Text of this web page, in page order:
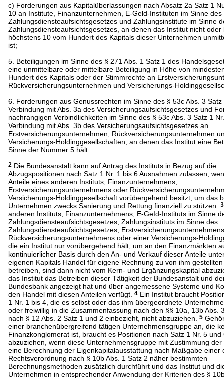
c) Forderungen aus Kapitalüberlassungen nach Absatz 2a Satz 1
10 an Institute, Finanzunternehmen, E-Geld-Instituten im Sinne des
Zahlungsdiensteaufsichtsgesetzes und Zahlungsinstitute im Sinne
Zahlungsdiensteaufsichtsgesetzes, an denen das Institut nicht oder
höchstens 10 vom Hundert des Kapitals dieser Unternehmen
ist;
5. Beteiligungen im Sinne des § 271 Abs. 1 Satz 1 des
eine unmittelbare oder mittelbare Beteiligung in Höhe von
Hundert des Kapitals oder der Stimmrechte an
Rückversicherungsunternehmen und Versicherungs-
6. Forderungen aus Genussrechten im Sinne des § 53c Abs. 3 Satz
Verbindung mit Abs. 3a des Versicherungsaufsichtsgesetzes und
nachrangigen Verbindlichkeiten im Sinne des § 53c Abs. 3 Satz 1
Verbindung mit Abs. 3b des Versicherungsaufsichtsgesetzes an
Erstversicherungsunternehmen, Rückversicherungsunternehmen
Versicherungs-Holdinggesellschaften, an denen das Institut eine
Sinne der Nummer 5 hält.
2 Die Bundesanstalt kann auf Antrag des Instituts in Bezug auf die
Abzugspositionen nach Satz 1 Nr. 1 bis 6 Ausnahmen zulassen,
Anteile eines anderen Instituts, Finanzunternehmens,
Erstversicherungsunternehmens oder
Versicherungs-Holdinggesellschaft vorübergehend besitzt, um das
Unternehmen zwecks Sanierung und Rettung finanziell zu stützen.3
anderen Instituts, Finanzunternehmens, E-GeId-Instituts im Sinne
Zahlungsdiensteaufsichtsgesetzes, Zahlungsinstituts im Sinne des
Zahlungsdiensteaufsichtsgesetzes,
Rückversicherungsunternehmens oder einer Versicherungs-
die ein Institut nur vorübergehend hält, um an den Finanzmärkten
kontinuierlicher Basis durch den An- und Verkauf dieser Anteile
eigenen Kapitals Handel für eigene Rechnung zu von ihm
betreiben, sind dann nicht vom Kern- und Ergänzungskapital
das Institut das Betreiben dieser Tätigkeit der Bundesanstalt und
Bundesbank angezeigt hat und über angemessene Systeme und
den Handel mit diesen Anteilen verfügt.4 Ein Institut braucht
1 Nr. 1 bis 4, die es selbst oder das ihm übergeordnete
oder freiwillig in die Zusammenfassung nach den §§ 10a, 13b Abs.
nach § 12 Abs. 2 Satz 1 und 2 einbezieht, nicht abzuziehen.5
einer branchenübergreifend tätigen Unternehmensgruppe an, die
Finanzkonglomerat ist, braucht es Positionen nach Satz 1 Nr. 5 und
abzuziehen, wenn diese Unternehmensgruppe mit Zustimmung
eine Berechnung der Eigenkapitalausstattung nach Maßgabe einer
Rechtsverordnung nach § 10b Abs. 1 Satz 2 näher bestimmten
Berechnungsmethoden zusätzlich durchführt und das Institut und
Unternehmen in entsprechender Anwendung der Kriterien des §